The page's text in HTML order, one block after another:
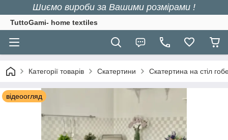
Шиємо вироби за Вашими розмірами !
TuttoGami- home textiles
Категорії товарів Скатертини Скатертина на стіл
відеоогляд